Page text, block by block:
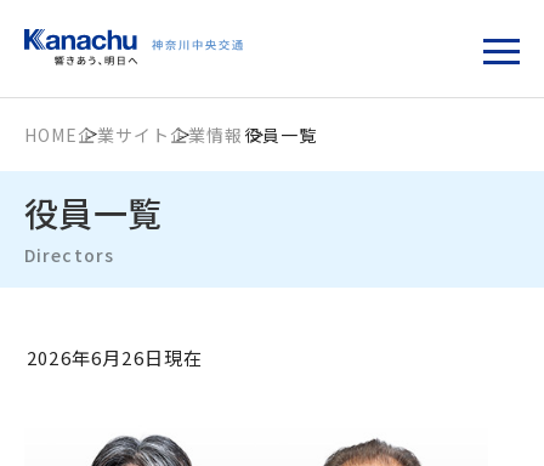
HOME企業サイト 企業情報 役員一覧
役員一覧
Directors
2026年6月26日現在